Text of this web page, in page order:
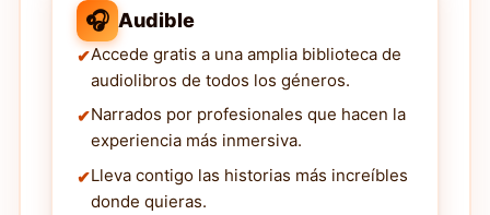
🎧 Audible
Accede gratis a una amplia biblioteca de
audiolibros de todos los géneros.
Narrados por profesionales que hacen la
experiencia más inmersiva.
Lleva contigo las historias más increíbles
donde quieras.